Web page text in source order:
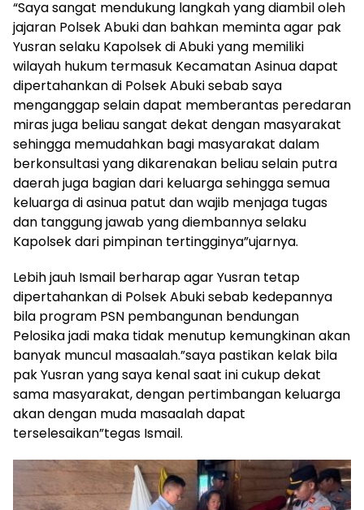
“Saya sangat mendukung langkah yang diambil oleh
jajaran Polsek Abuki dan bahkan meminta agar pak
Yusran selaku Kapolsek di Abuki yang memiliki
wilayah hukum termasuk Kecamatan Asinua dapat
dipertahankan di Polsek Abuki sebab saya
menganggap selain dapat memberantas peredaran
miras juga beliau sangat dekat dengan masyarakat
sehingga memudahkan bagi masyarakat dalam
berkonsultasi yang dikarenakan beliau selain putra
daerah juga bagian dari keluarga sehingga semua
keluarga di asinua patut dan wajib menjaga tugas
dan tanggung jawab yang diembannya selaku
Kapolsek dari pimpinan tertingginya”ujarnya.
Lebih jauh Ismail berharap agar Yusran tetap
dipertahankan di Polsek Abuki sebab kedepannya
bila program PSN pembangunan bendungan
Pelosika jadi maka tidak menutup kemungkinan akan
banyak muncul masaalah.”saya pastikan kelak bila
pak Yusran yang saya kenal saat ini cukup dekat
sama masyarakat, dengan pertimbangan keluarga
akan dengan muda masaalah dapat
terselesaikan”tegas Ismail.